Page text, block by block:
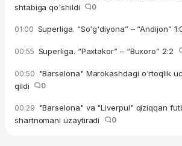
shtabiga qo'shildi
0
01:00 Superliga. “So'g'diyona” – “Andijon”
00:55 Superliga. “Paxtakor” – “Buxoro” 2:2
00:50 "Barselona" Marokashdagi o'rtoqlik
qildi
0
00:29 "Barselona" va "Liverpul" qiziqqan
shartnomani uzaytiradi
0